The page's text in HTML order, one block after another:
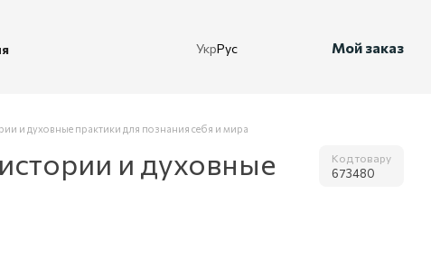
УкрРус Мой заказ
и духовные практики для познания себя и мира
и духовные
Код товару
673480